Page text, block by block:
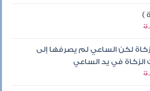
)
لكن الساعي لم يصرفها إلى
في يد الساعي